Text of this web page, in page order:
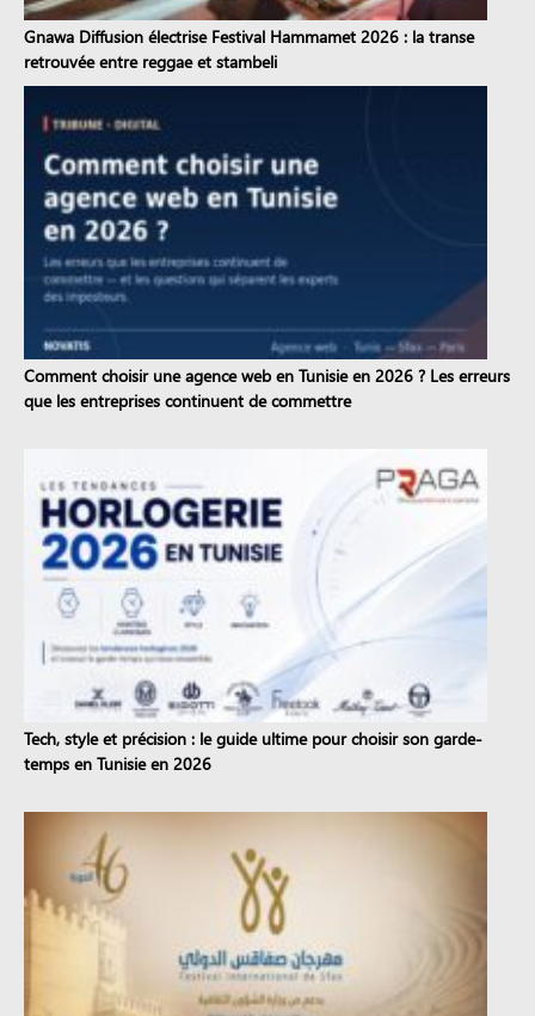
Gnawa Diffusion électrise Festival Hammamet 2026 : la transe
retrouvée entre reggae et stambeli
Comment choisir une agence web en Tunisie en 2026 ? Les erreurs
que les entreprises continuent de commettre
Tech, style et précision : le guide ultime pour choisir son garde-
temps en Tunisie en 2026